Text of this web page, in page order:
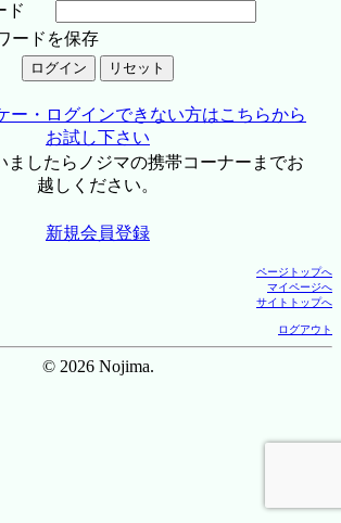
ド
ードを保存
ー・ログインできない方はこちらから
お試し下さい
ましたらノジマの携帯コーナーまでお
越しください。
新規会員登録
ページトップへ
マイページへ
サイトトップへ
ログアウト
© 2026 Nojima.